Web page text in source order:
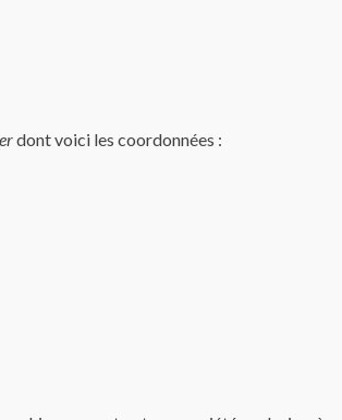
dont voici les coordonnées :